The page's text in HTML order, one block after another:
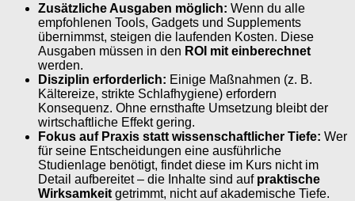
Zusätzliche Ausgaben möglich: Wenn du alle
empfohlenen Tools, Gadgets und Supplements
übernimmst, steigen die laufenden Kosten. Diese
Ausgaben müssen in den ROI mit einberechnet
werden.
Disziplin erforderlich: Einige Maßnahmen (z. B.
Kältereize, strikte Schlafhygiene) erfordern
Konsequenz. Ohne ernsthafte Umsetzung bleibt der
wirtschaftliche Effekt gering.
Fokus auf Praxis statt wissenschaftlicher Tiefe: Wer
für seine Entscheidungen eine ausführliche
Studienlage benötigt, findet diese im Kurs nicht im
Detail aufbereitet – die Inhalte sind auf praktische
Wirksamkeit getrimmt, nicht auf akademische Tiefe.